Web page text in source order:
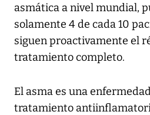
asmática a nivel mundial,
solamente 4 de cada 10
siguen proactivamente el
tratamiento completo.
El asma es una
tratamiento